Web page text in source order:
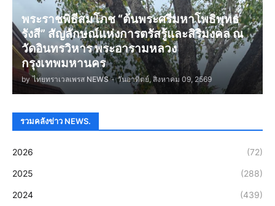
พระราชพิธีสมโภช “ต้นพระศรีมหาโพธิพุทธ
รังสี” สัญลักษณ์แห่งการตรัสรู้และสิริมงคล ณ
วัดอินทรวิหาร พระอารามหลวง
กรุงเทพมหานคร
by ไทยทราเวลเพรส NEWS - วันอาทิตย์, สิงหาคม 09, 2569
รวมคลังข่าว NEWS.
2026 (72)
2025 (288)
2024 (439)